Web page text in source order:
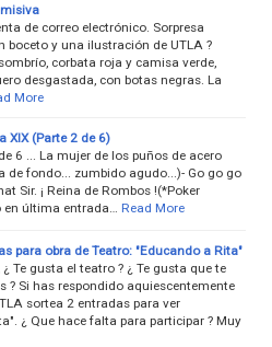
de correo electrónico. Sorpresa
boceto y una ilustración de UTLA ?
corbata roja y camisa verde,
desgastada, con botas negras. La
More
XIX (Parte 2 de 6)
6 ... La mujer de los puños de acero
de fondo... zumbido agudo...)- Go go go
Sir. ¡ Reina de Rombos !(*Poker
última entrada…
Read More
para obra de Teatro: "Educando a Rita"
Te gusta el teatro ? ¿ Te gusta que te
? Si has respondido aquiescentemente
sortea 2 entradas para ver
¿ Que hace falta para participar ? Muy